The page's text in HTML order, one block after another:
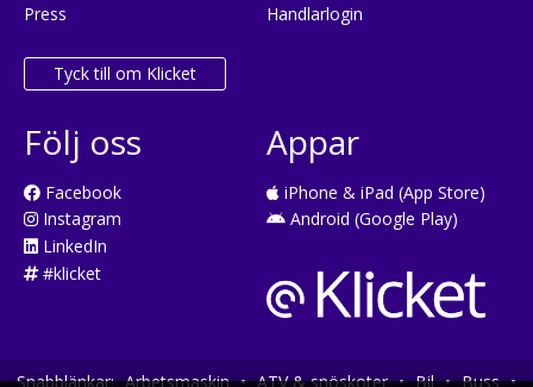
Press
Tyck till om Klicket
Handlarlogin
Följ oss
Facebook
Instagram
LinkedIn
#klicket
Appar
iPhone & iPad (App Store)
Android (Google Play)
Snabblänkar: Arbetsmaskin • ATV & snöskoter • Bil • Buss •